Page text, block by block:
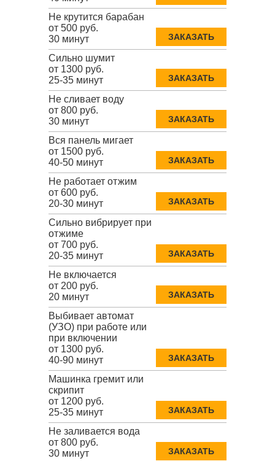
Не крутится барабан
от 500 руб.
30 минут
ЗАКАЗАТЬ
Сильно шумит
от 1300 руб.
25-35 минут
ЗАКАЗАТЬ
Не сливает воду
от 800 руб.
30 минут
ЗАКАЗАТЬ
Вся панель мигает
от 1500 руб.
40-50 минут
ЗАКАЗАТЬ
Не работает отжим
от 600 руб.
20-30 минут
ЗАКАЗАТЬ
Сильно вибрирует при
отжиме
от 700 руб.
20-35 минут
ЗАКАЗАТЬ
Не включается
от 200 руб.
20 минут
ЗАКАЗАТЬ
Выбивает автомат
(УЗО) при работе или
при включении
от 1300 руб.
40-90 минут
ЗАКАЗАТЬ
Машинка гремит или
скрипит
от 1200 руб.
25-35 минут
ЗАКАЗАТЬ
Не заливается вода
от 800 руб.
30 минут
ЗАКАЗАТЬ